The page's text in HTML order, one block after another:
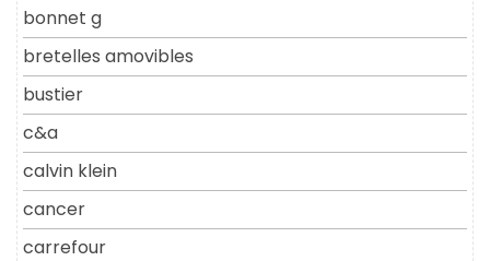
bonnet g
bretelles amovibles
bustier
c&a
calvin klein
cancer
carrefour